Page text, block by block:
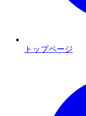
トップページ